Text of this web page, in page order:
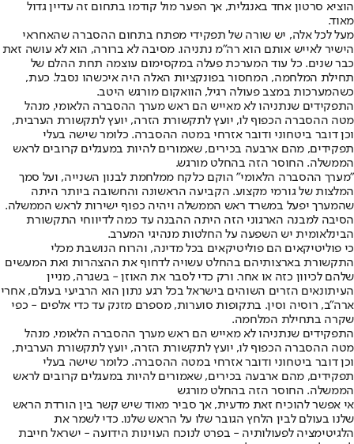
הוציא סרטון אחד באנגלית, אך הפער מול קודמו בתחום זה עדיין גדול
מאוד.
מעל לכל אלה, יש שורה של תפקידי מפתח בתחום ההסברה שהאחראי
הישיר לאייש אותם הוא רה"מ נתניהו. מסיבה לא ברורה, הוא לא עושה זאת
כבר שנים. כל עוד המערכת פעלה במקסימום עוצמה תחת ההלם של
תחילת המלחמה, המחסור בפונקציות האלה היה איכשהו נסבל. כעת,
כשהמערכות במצב פעולה רגיל, הוואקום מורגש היטב.
התפקידים שנתניהו לא מאייש הם ראש מערך ההסברה הלאומי, מנהל
מטה ההסברה הכפוף לו, יועץ לתקשורת הזרה, יועץ לתקשורת הערבית,
וכן דובר ביטחוני ודובר אזרחי במטה ההסברה. כלומר שישה בעלי
תפקידים, מהם ארבעה בכירים, שאמורים להיות במעגלים קרובים לראש
הממשלה. החוסר הזה בהחלט מורגש.
"מערך ההסברה הלאומי" הוקם כלקח ממלחמת לבנון השנייה, ועל סמך
המלצות של גורמי מקצוע. הקביעה הראשונה והחשובה ביותר היתה
שהמערך יפעל במשרד ראש הממשלה ויהיה כפוף ישירות לראש הממשלה.
הסיבה למבנה הארגוני הזה היתה ההבנה עד כמה לדיווחי התקשורת
הבינלאומית יש השפעה על החלטות מנהיגי המערב.
כי פוליטיקאים הם פוליטיקאים בכל מדינה, והרוח הנושבת מכלי
התקשורת בארצותיהם בהחלט עשויה לדחוף את ההצהרות ואת המעשים
שלהם לכיוון כזה או אחר. ורק כדי לסבר את האוזן - בשגרה, מניין
העיתונאים הזרים השוהים בישראל בכל רגע נתון הוא הרביעי בעולם, אחרי
ארה"ב, רוסיה וסין. בתקופות סוערות, מספרם מזנק עד כדי אלפים - כפי
שקרה בתחילת המלחמה.
התפקידים שנתניהו לא מאייש הם ראש מערך ההסברה הלאומי, מנהל
מטה ההסברה הכפוף לו, יועץ לתקשורת הזרה, יועץ לתקשורת הערבית,
וכן דובר ביטחוני ודובר אזרחי במטה ההסברה. כלומר שישה בעלי
תפקידים, מהם ארבעה בכירים, שאמורים להיות במעגלים קרובים לראש
הממשלה. החוסר הזה בהחלט מורגש
אי אפשר להוכיח זאת מדעית, אך סביר מאוד שיש קשר בין הורדת הראש
שלנו בעולם לבין הלחץ הגובר שלו על הראש שלנו. כדי לשמר את
הלגיטימציה לפעולותיה - בפרט לנוכח העוינות הידועה - ישראל חייבת